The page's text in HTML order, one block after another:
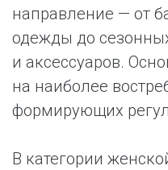
направление — от
одежды до
и аксессуаров.
на наиболее
формирующих
В категории